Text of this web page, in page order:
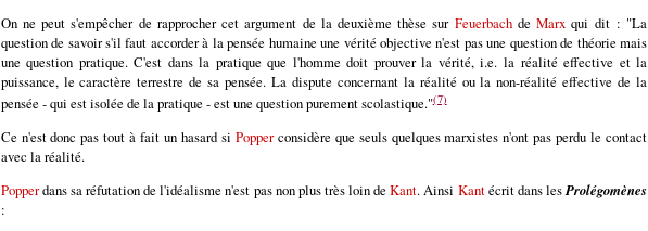
On ne peut s'empêcher de rapprocher cet argument de la deuxième thèse sur FeuerbachdeMarx qui dit : "La
question de savoir s'il faut accorder à la pensée humaine une vérité objective n'est pas une question de théorie mais
une question pratique. C'est dans la pratique que l'homme doit prouver la vérité, i.e. la réalité effective et la
puissance, le caractère terrestre de sa pensée. La dispute concernant la réalité ou la non-réalité effective de la
pensée - qui est isolée de la pratique - est une question purement scolastique."(7)
Ce n'est donc pas tout à fait un hasard si Popperconsidère que seuls quelques marxistes n'ont pas perdu le contact
avec la réalité.
Popperdans sa réfutation de l'idéalisme n'est pas non plus très loin deKant. Ainsi Kantécrit dans lesProlégomènes
: